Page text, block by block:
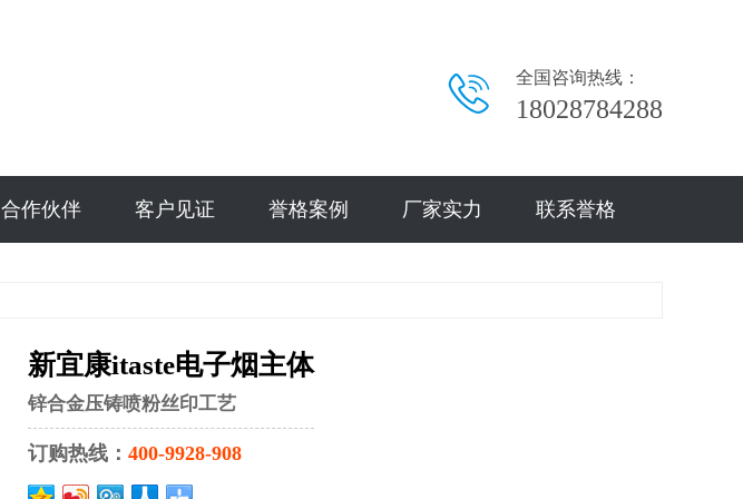
全国咨询热线：
18028784288
合作伙伴 客户见证 誉格案例 厂家实力 联系誉格
新宜康itaste电子烟主体
锌合金压铸喷粉丝印工艺
订购热线： 400-9928-908